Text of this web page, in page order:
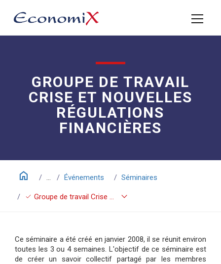
GROUPE DE TRAVAIL
CRISE ET NOUVELLES
RÉGULATIONS
FINANCIÈRES
home Événements Séminaires
check Groupe de travail Crise et nouvelles régulations financières keyboard_arrow_down
Ce séminaire a été créé en janvier 2008, il se réunit environ
toutes les 3 ou 4 semaines. L'objectif de ce séminaire est
de créer un savoir collectif partagé par les membres